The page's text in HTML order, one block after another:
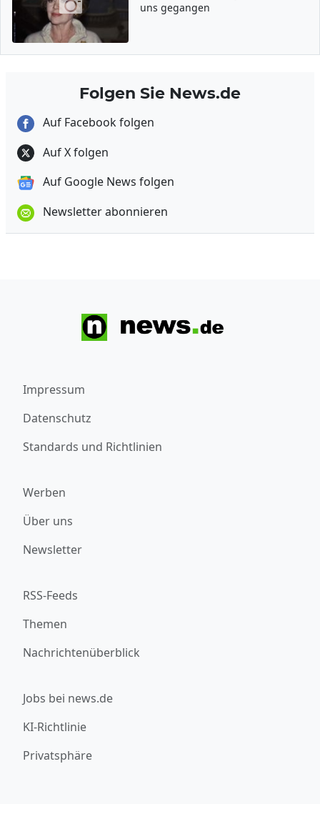
uns gegangen
Folgen Sie News.de
Auf Facebook folgen
Auf X folgen
Auf Google News folgen
Newsletter abonnieren
Impressum
Datenschutz
Standards und Richtlinien
Werben
Über uns
Newsletter
RSS-Feeds
Themen
Nachrichtenüberblick
Jobs bei news.de
KI-Richtlinie
Privatsphäre